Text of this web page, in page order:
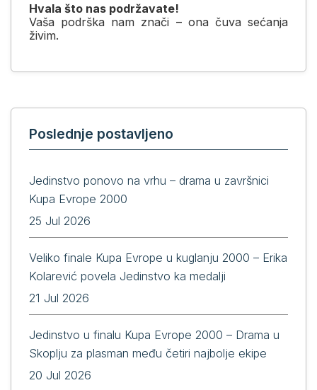
Hvala što nas podržavate!
Vaša podrška nam znači – ona čuva sećanja
živim.
Poslednje postavljeno
Jedinstvo ponovo na vrhu – drama u završnici
Kupa Evrope 2000
25 Jul 2026
Veliko finale Kupa Evrope u kuglanju 2000 – Erika
Kolarević povela Jedinstvo ka medalji
21 Jul 2026
Jedinstvo u finalu Kupa Evrope 2000 – Drama u
Skoplju za plasman među četiri najbolje ekipe
20 Jul 2026